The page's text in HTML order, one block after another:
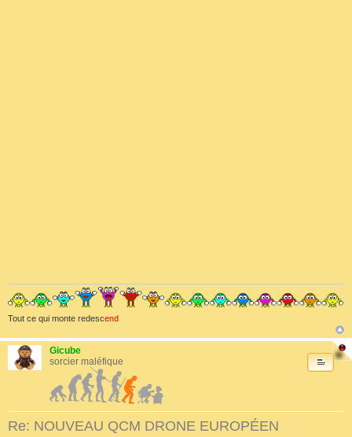
Tout ce qui monte redescend
Gicube
sorcier maléfique
Re: NOUVEAU QCM DRONE EUROPÉEN